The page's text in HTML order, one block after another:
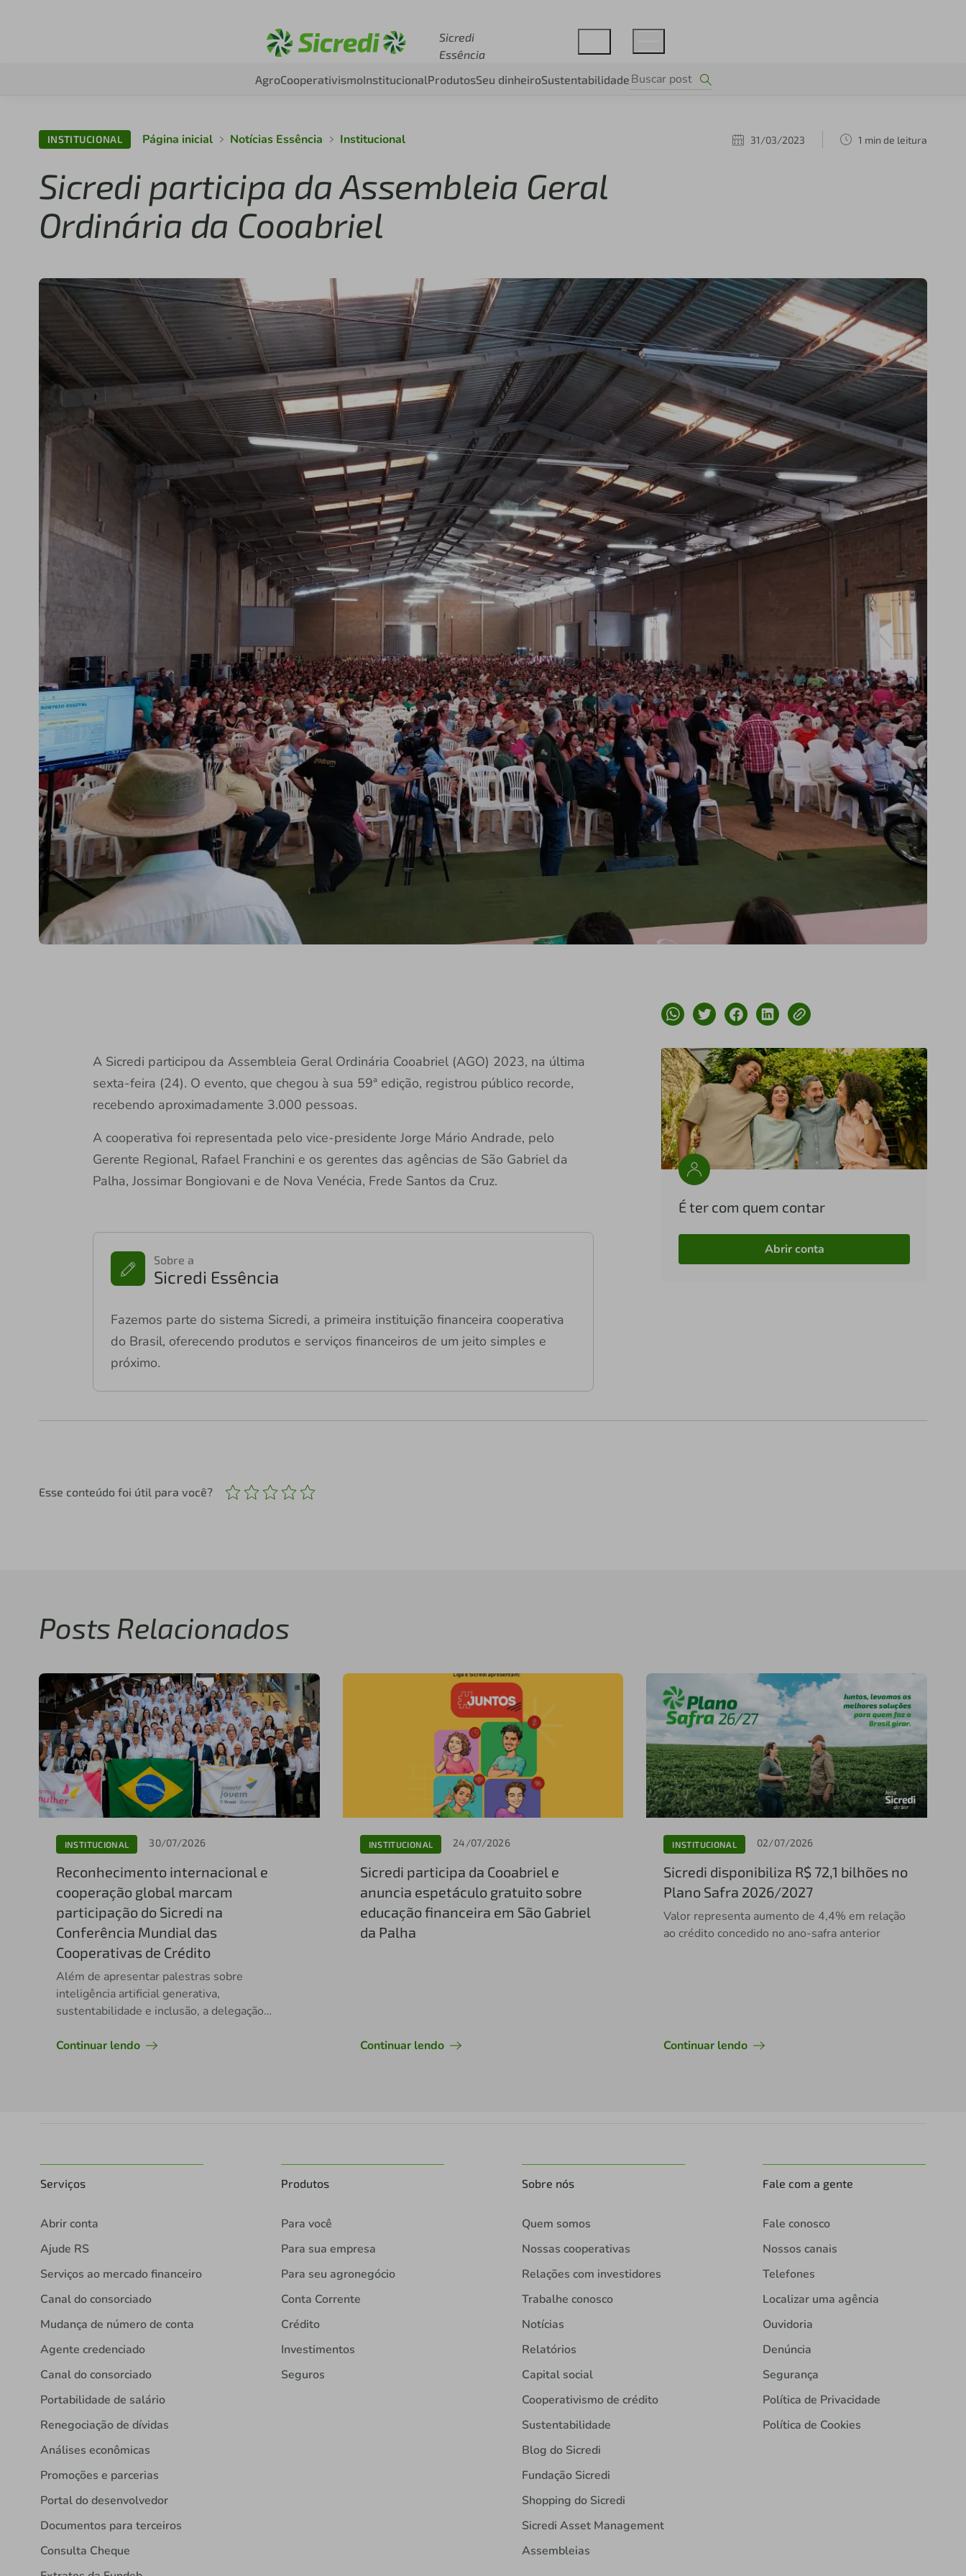
Sicredi
Essência
AgroCooperativismoInstitucionalProdutosSeu dinheiroSustentabilidade
INSTITUCIONAL Página inicial Notícias Essência Institucional 31/03/2023 1 min de leitura
Sicredi participa da Assembleia Geral
Ordinária da Cooabriel
A Sicredi participou da Assembleia Geral Ordinária Cooabriel (AGO) 2023, na última
sexta-feira (24). O evento, que chegou à sua 59ª edição, registrou público recorde,
recebendo aproximadamente 3.000 pessoas.
A cooperativa foi representada pelo vice-presidente Jorge Mário Andrade, pelo
Gerente Regional, Rafael Franchini e os gerentes das agências de São Gabriel da
Palha, Jossimar Bongiovani e de Nova Venécia, Frede Santos da Cruz.
Sobre a
Sicredi Essência
Fazemos parte do sistema Sicredi, a primeira instituição financeira cooperativa
do Brasil, oferecendo produtos e serviços financeiros de um jeito simples e
próximo.
É ter com quem contar
Abrir conta
Esse conteúdo foi útil para você?
Posts Relacionados
INSTITUCIONAL 30/07/2026
Reconhecimento internacional e
cooperação global marcam
participação do Sicredi na
Conferência Mundial das
Cooperativas de Crédito
Além de apresentar palestras sobre
inteligência artificial generativa,
sustentabilidade e inclusão, a delegação
internacionalmente
Continuar lendo
INSTITUCIONAL 24/07/2026
Sicredi participa da Cooabriel e
anuncia espetáculo gratuito sobre
educação financeira em São Gabriel
da Palha
Continuar lendo
INSTITUCIONAL 02/07/2026
Sicredi disponibiliza R$ 72,1 bilhões no
Plano Safra 2026/2027
Valor representa aumento de 4,4% em relação
ao crédito concedido no ano-safra anterior
Continuar lendo
Serviços
Abrir conta
Ajude RS
Serviços ao mercado financeiro
Canal do consorciado
Mudança de número de conta
Agente credenciado
Canal do consorciado
Portabilidade de salário
Renegociação de dívidas
Análises econômicas
Promoções e parcerias
Portal do desenvolvedor
Documentos para terceiros
Consulta Cheque
Produtos
Para você
Para sua empresa
Para seu agronegócio
Conta Corrente
Crédito
Investimentos
Seguros
Sobre nós
Quem somos
Nossas cooperativas
Relações com investidores
Trabalhe conosco
Notícias
Relatórios
Capital social
Cooperativismo de crédito
Sustentabilidade
Blog do Sicredi
Fundação Sicredi
Shopping do Sicredi
Sicredi Asset Management
Assembleias
Fale com a gente
Fale conosco
Nossos canais
Telefones
Localizar uma agência
Ouvidoria
Denúncia
Segurança
Política de Privacidade
Política de Cookies